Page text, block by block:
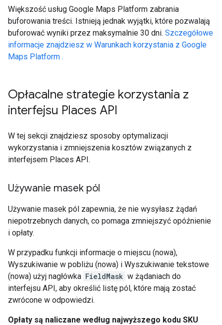
Większość usług Google Maps Platform zabrania
buforowania treści. Istnieją jednak wyjątki, które pozwalają
buforować wyniki przez maksymalnie 30 dni. Szczegółowe
informacje znajdziesz w Warunkach korzystania z Google
Maps Platform .
Opłacalne strategie korzystania z
interfejsu Places API
W tej sekcji znajdziesz sposoby optymalizacji
wykorzystania i zmniejszenia kosztów związanych z
interfejsem Places API.
Używanie masek pól
Używanie masek pól zapewnia, że nie wysyłasz żądań
niepotrzebnych danych, co pomaga zmniejszyć opóźnienie
i opłaty.
W przypadku funkcji informacje o miejscu (nowa),
Wyszukiwanie w pobliżu (nowa) i Wyszukiwanie tekstowe
(nowa) użyj nagłówka FieldMask w żądaniach do
interfejsu API, aby określić listę pól, które mają zostać
zwrócone w odpowiedzi.
Opłaty są naliczane według najwyższego kodu SKU